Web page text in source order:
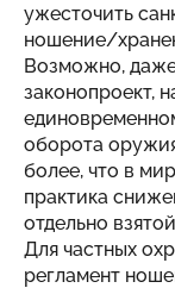
ужесточить
ношение/
Возможно,
законопроект,
оборота
более, что в
практика
отдельно
Для частных
регламент